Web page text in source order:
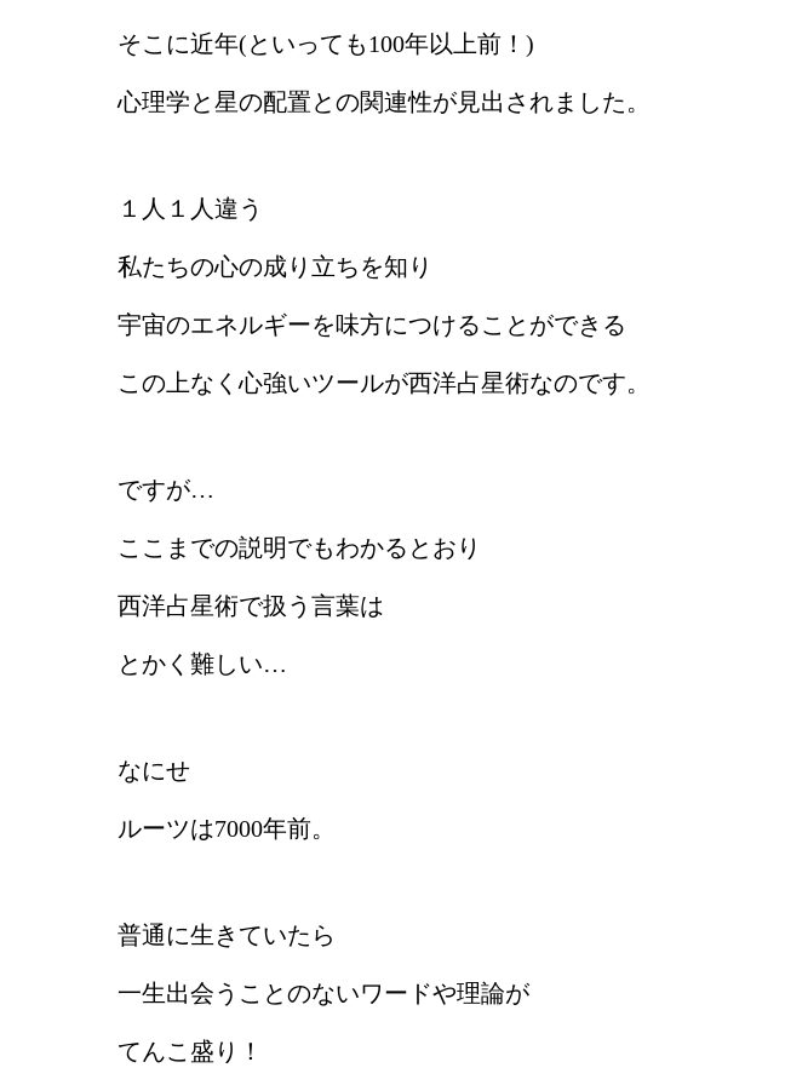
そこに近年(といっても100年以上前！)
心理学と星の配置との関連性が見出されました。
１人１人違う
私たちの心の成り立ちを知り
宇宙のエネルギーを味方につけることができる
この上なく心強いツールが西洋占星術なのです。
ですが…
ここまでの説明でもわかるとおり
西洋占星術で扱う言葉は
とかく難しい…
なにせ
ルーツは7000年前。
普通に生きていたら
一生出会うことのないワードや理論が
てんこ盛り！